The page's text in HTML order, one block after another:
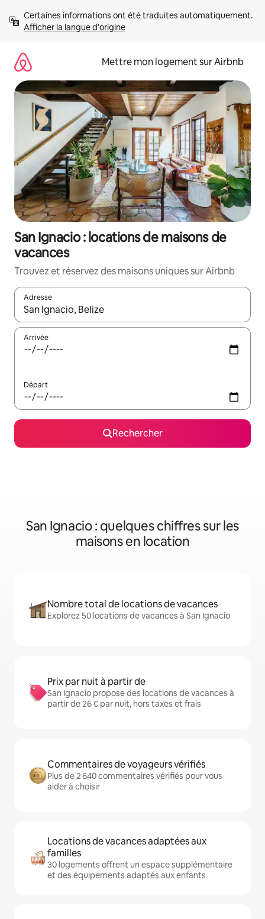
directement
Afficher la langue d'origine
Mettre mon logement sur Airbnb
San Ignacio : locations de maisons de
vacances
Trouvez et réservez des maisons uniques sur Airbnb
Adresse
Lorsque les résultats s'affichent, utilisez les flèches vers le
Arrivée
Départ
Rechercher
San Ignacio : quelques chiffres sur les
maisons en location
Nombre total de locations de vacances
Explorez 50 locations de vacances à San Ignacio
Prix par nuit à partir de
San Ignacio propose des locations de vacances à
partir de 26 € par nuit, hors taxes et frais
Commentaires de voyageurs vérifiés
Plus de 2 640 commentaires vérifiés pour vous
aider à choisir
Locations de vacances adaptées aux
familles
30 logements offrent un espace supplémentaire
et des équipements adaptés aux enfants